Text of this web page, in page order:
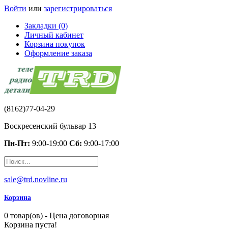
Войти или зарегистрироваться
Закладки (0)
Личный кабинет
Корзина покупок
Оформление заказа
(8162)77-04-29
Воскресенский бульвар 13
Пн-Пт: 9:00-19:00 Сб: 9:00-17:00
sale@trd.novline.ru
Корзина
0 товар(ов) - Цена договорная
Корзина пуста!